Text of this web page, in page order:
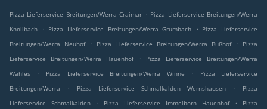
Pizza Lieferservice Breitungen/Werra Craimar . Pizza Lieferservice Breitungen/Werra
Knollbach
. Pizza Lieferservice Breitungen/Werra Grumbach . Pizza Lieferservice
Breitungen/Werra Neuhof
. Pizza Lieferservice Breitungen/Werra Bußhof .
Pizza
Lieferservice Breitungen/Werra Hauenhof
.
Pizza Lieferservice Breitungen/Werra
Wahles
. Pizza Lieferservice Breitungen/Werra Winne .
Pizza Lieferservice
Breitungen/Werra
. Pizza Lieferservice Schmalkalden Wernshausen .
Pizza
Lieferservice Schmalkalden
. Pizza Lieferservice Immelborn Hauenhof .
Pizza